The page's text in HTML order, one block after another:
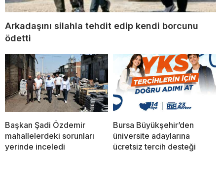
Arkadaşını silahla tehdit edip kendi borcunu
ödetti
Başkan Şadi Özdemir
mahallelerdeki sorunları
yerinde inceledi
Bursa Büyükşehir’den
üniversite adaylarına
ücretsiz tercih desteği